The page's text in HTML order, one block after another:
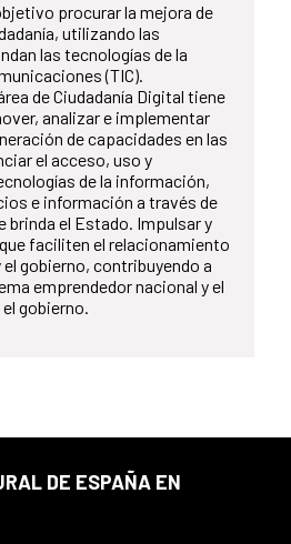
procurar la mejora de
utilizando las
las tecnologías de la
(TIC).
de Ciudadanía Digital tiene
analizar e implementar
de capacidades en las
el acceso, uso y
de la información,
e información a través de
brinda el Estado. Impulsar y
faciliten el relacionamiento
gobierno, contribuyendo a
emprendedor nacional y el
gobierno.
DE ESPAÑA EN